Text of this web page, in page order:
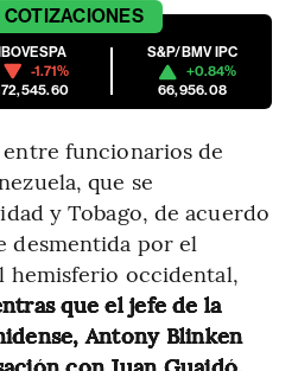
COTIZACIONES
IBOVESPA
-1.71%
S&P/BMV IPC
+0.84%
66,956.08
funcionarios de
que se
y Tobago, de acuerdo
desmentida por el
hemisferio occidental,
que el jefe de la
Antony Blinken